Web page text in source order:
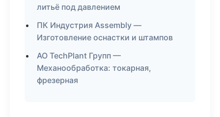
литьё под давлением
ПК Индустрия Assembly —
Изготовление оснастки и штампов
АО TechPlant Групп —
Механообработка: токарная,
фрезерная